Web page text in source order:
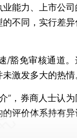
能力、上市公司
不同，实行差异
豁免审核通道。
激发多大的热情
，券商人士认为
评价体系持有异